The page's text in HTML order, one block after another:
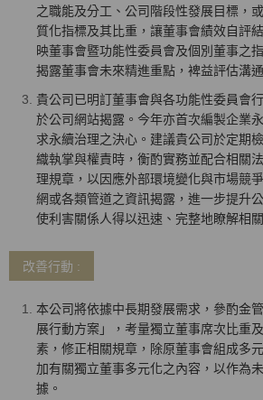
之職能及分工、公司階段性發展目標，
質化指標及其比重，讓董事會績效自評
映董事會暨功能性委員會及個別董事之
揭露董事會未來精進重點，裨益評估溝
貴公司已明訂董事會與各功能性委員會
於公司網站揭露。今年亦首次編製企業
求永續治理之決心。建議貴公司於定期
織執掌與權責時，衡酌實務並配合相關
理規章，以因應外部環境變化與市場競
網或各類管道之資訊揭露，進一步提升
使利害關係人得以迅速、完整地瞭解相關
改善行動 :
本公司將依據中長期發展需求，參酌金
展行動方案」，考量獨立董事席次比重
素，修正相關規章，除原董事會組成多
加有關獨立董事多元化之內容，以作為
據。